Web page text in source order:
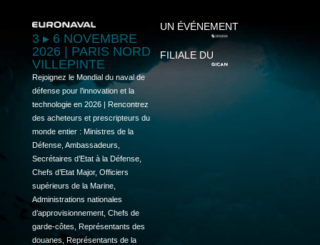
3 ▸ 6 NOVEMBRE
2026 | PARIS NORD
VILLEPINTE
Rejoignez le Mondial du naval de
défense pour l’innovation et la
technologie en 2026 | Rencontrez
des acheteurs et prescripteurs du
monde entier : Ministres de la
Défense, Ambassadeurs,
Secrétaires d’Etat à la Défense,
Chefs d’Etat Major, Officiers
supérieurs de la Marine,
Administrations nationales
d’approvisionnement, Chefs de
garde-côtes, Représentants des
douanes, Représentants de la
UN ÉVÉNEMENT
FILIALE DU